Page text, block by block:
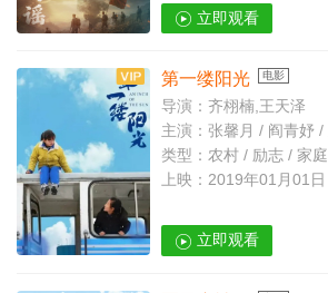
立即观看
第一缕阳光 电影
导演：齐栩楠,王天泽
类型：农村 / 励志 / 家庭
上映：2019年01月01日
立即观看